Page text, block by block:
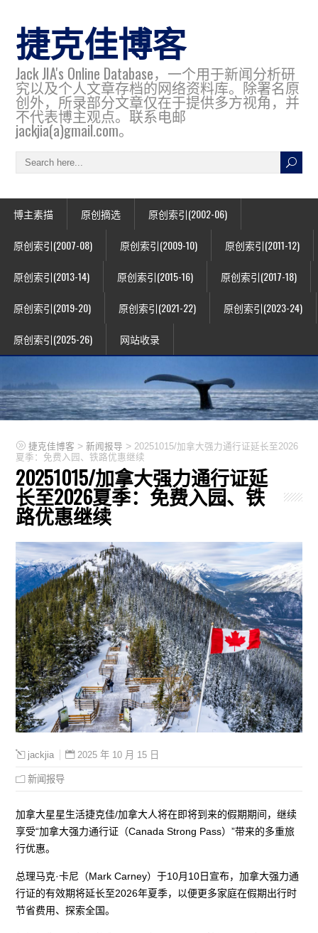
捷克佳博客
Jack JIA's Online Database，一个用于新闻分析研
究以及个人文章存档的网络资料库。除署名原
创外，所录部分文章仅在于提供多方视角，并
不代表博主观点。联系电邮
jackjia(a)gmail.com。
博主素描 原创摘选 原创索引(2002-06)
原创索引(2007-08) 原创索引(2009-10) 原创索引(2011-12)
原创索引(2013-14) 原创索引(2015-16) 原创索引(2017-18)
原创索引(2019-20) 原创索引(2021-22) 原创索引(2023-24)
原创索引(2025-26) 网站收录
捷克佳博客 >新闻报导 > 20251015/加拿大强力通行证延长至2026
夏季：免费入园、铁路优惠继续
20251015/加拿大强力通行证延
长至2026夏季：免费入园、铁
路优惠继续
jackjia 2025 年 10 月 15 日
新闻报导
加拿大星星生活捷克佳/加拿大人将在即将到来的假期期间，继续
享受“加拿大强力通行证（Canada Strong Pass）”带来的多重旅
行优惠。
总理马克·卡尼（Mark Carney）于10月10日宣布，加拿大强力通
行证的有效期将延长至2026年夏季，以便更多家庭在假期出行时
节省费用、探索全国。